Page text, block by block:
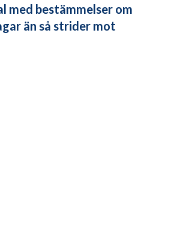
bestämmelser om
än så strider mot